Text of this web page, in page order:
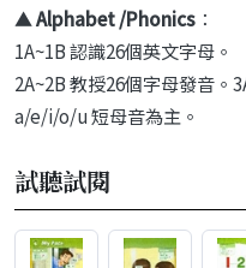
▲Alphabet /Phonics ：
1A~1B 認識26個英文字母。
2A~2B 教授26個字母發音
a/e/i/o/u 短母音為主。
試聽試閱